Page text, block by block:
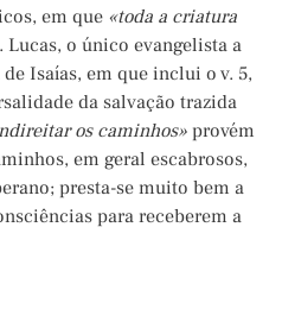
em que «toda a criatura
Lucas, o único evangelista a
Isaías, em que inclui o v. 5,
da salvação trazida
os caminhos»provém
em geral escabrosos,
presta-se muito bem a
para receberem a